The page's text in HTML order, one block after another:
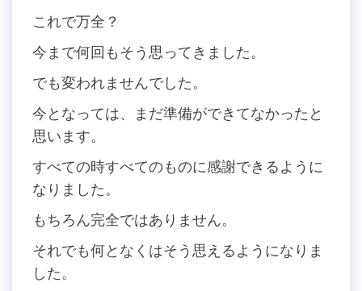
これで万全？
今まで何回もそう思ってきました。
でも変われませんでした。
今となっては、まだ準備ができてなかったと
思います。
すべての時すべてのものに感謝できるように
なりました。
もちろん完全ではありません。
それでも何となくはそう思えるようになりま
した。